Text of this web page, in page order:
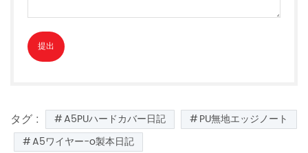
タグ : A5PUハードカバー日記
PU無地エッジノート
A5ワイヤー-o製本日記